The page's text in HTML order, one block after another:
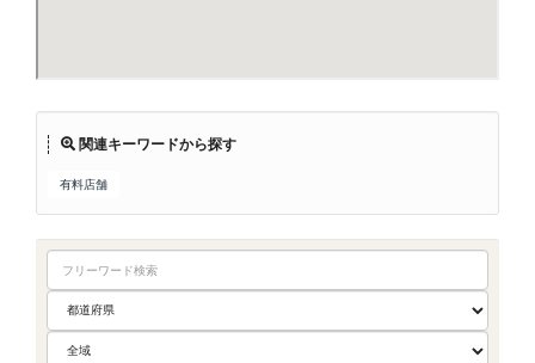
関連キーワードから探す
有料店舗